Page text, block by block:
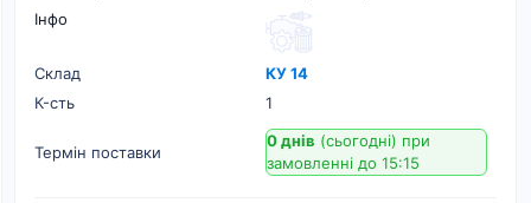
Інфо
Склад
КУ 14
К-cть
1
Термін поставки
0 днів (сьогодні) при
замовленні до 15:15